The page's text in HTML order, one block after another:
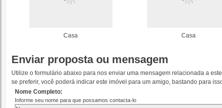
Casa Casa
Enviar proposta ou mensagem
Utilize o formulário abaixo para nos enviar uma mensagem relacionada a
se preferir, você poderá indicar este imóvel para um amigo, bastando para
Nome Completo:
Informe seu nome para que possamos contacta-lo